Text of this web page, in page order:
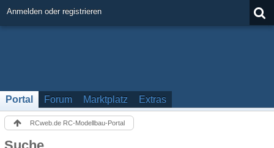
Anmelden oder registrieren
Portal Forum Marktplatz Extras
RCweb.de RC-Modellbau-Portal